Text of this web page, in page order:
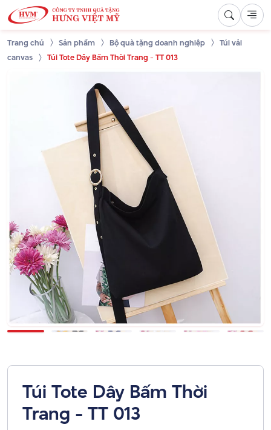
Trang chủ Sản phẩm Bộ quà tặng doanh nghiệp
Túi vải
canvas
Túi Tote Dây Bấm Thời Trang - TT 013
Túi Tote Dây Bấm Thời
Trang - TT 013